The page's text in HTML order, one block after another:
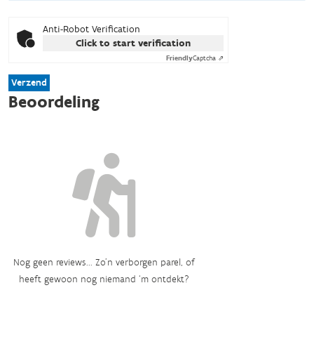
Anti-Robot Verification
Click to start verification
FriendlyCaptcha ⇗
Verzend
Beoordeling
Nog geen reviews... Zo’n verborgen parel, of
heeft gewoon nog niemand ‘m ontdekt?